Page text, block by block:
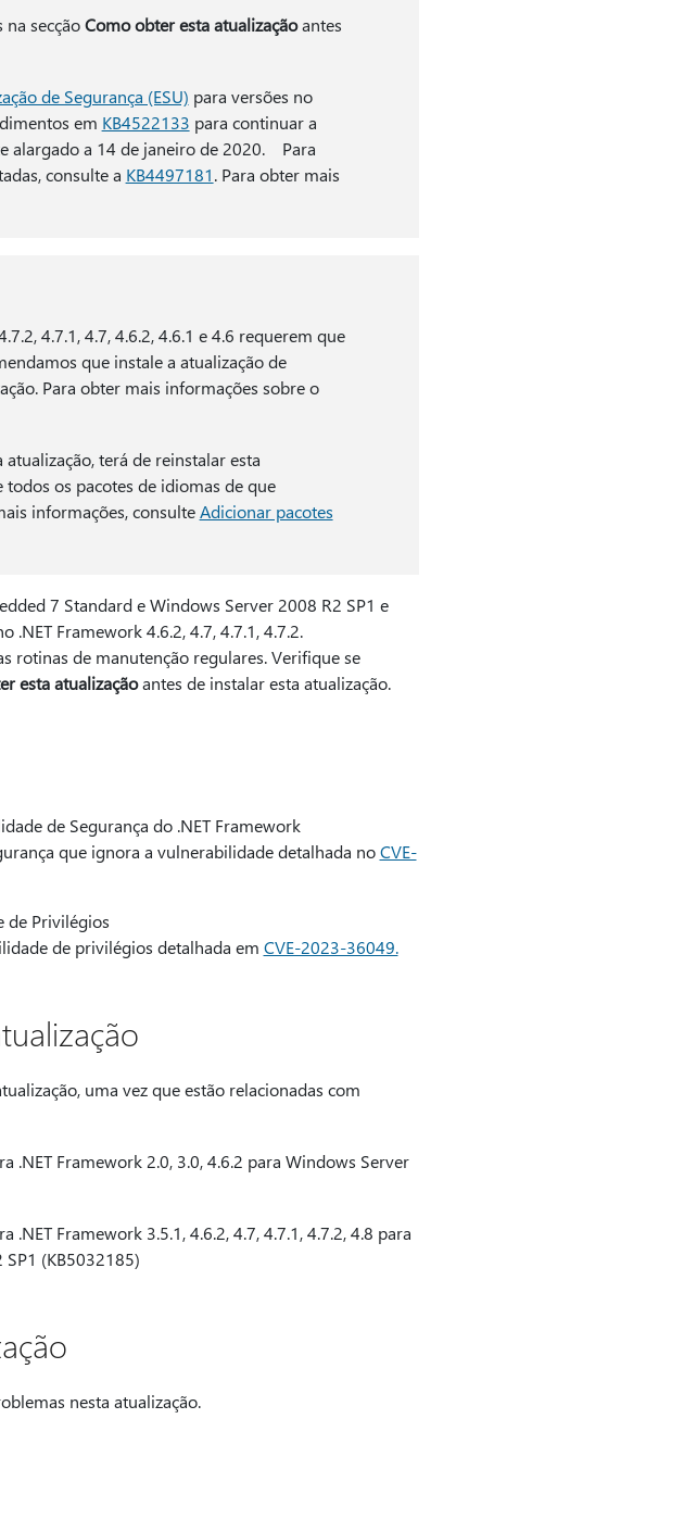
na secçãoComo obter esta atualizaçãoantes
de Segurança (ESU) para versões no
em KB4522133 para continuar a
alargado a 14 de janeiro de 2020. Para
consulte a KB4497181. Para obter mais
4.7.1, 4.7, 4.6.2, 4.6.1 e 4.6 requerem que
que instale a atualização de
Para obter mais informações sobre o
terá de reinstalar esta
os pacotes de idiomas de que
informações, consulteAdicionar pacotes
7 Standard e Windows Server 2008 R2 SP1 e
Framework 4.6.2, 4.7, 4.7.1, 4.7.2.
rotinas de manutenção regulares. Verifique se
esta atualizaçãoantes de instalar esta atualização.
de Segurança do .NET Framework
que ignora a vulnerabilidade detalhada noCVE-
de Privilégios
de privilégios detalhada em CVE-2023-36049.
uma vez que estão relacionadas com
.NET Framework 2.0, 3.0, 4.6.2 para Windows Server
.NET Framework 3.5.1, 4.6.2, 4.7, 4.7.1, 4.7.2, 4.8 para
(KB5032185)
nesta atualização.